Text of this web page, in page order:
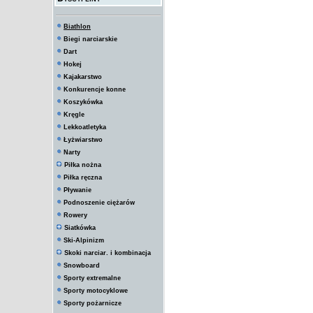
Biathlon
Biegi narciarskie
Dart
Hokej
Kajakarstwo
Konkurencje konne
Koszykówka
Kręgle
Lekkoatletyka
Łyżwiarstwo
Narty
Piłka nożna
Piłka ręczna
Pływanie
Podnoszenie ciężarów
Rowery
Siatkówka
Ski-Alpinizm
Skoki narciar. i kombinacja
Snowboard
Sporty extremalne
Sporty motocyklowe
Sporty pożarnicze